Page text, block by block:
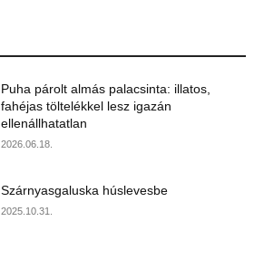
Puha párolt almás palacsinta: illatos,
fahéjas töltelékkel lesz igazán
ellenállhatatlan
2026.06.18.
Szárnyasgaluska húslevesbe
2025.10.31.